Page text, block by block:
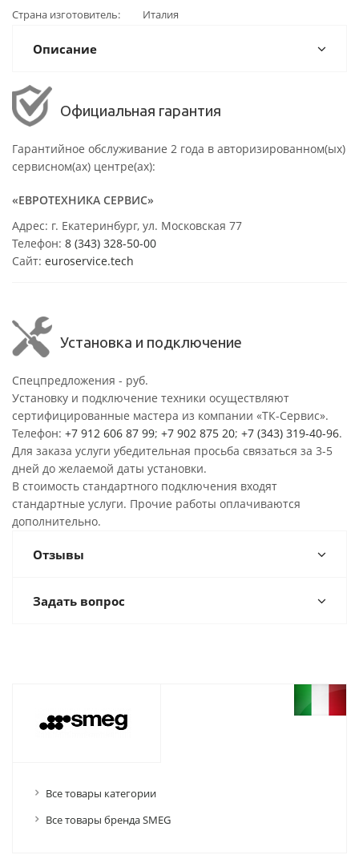
Страна изготовитель
Италия
Описание
Официальная гарантия
Гарантийное обслуживание 2 года в авторизированном(ых)
сервисном(ах) центре(ах):
«ЕВРОТЕХНИКА СЕРВИС»
Адрес: г. Екатеринбург, ул. Московская 77
Телефон: 8 (343) 328-50-00
Сайт: euroservice.tech
Установка и подключение
Спецпредложения - руб.
Установку и подключение техники осуществляют
сертифицированные мастера из компании «ТК-Сервис».
Телефон: +7 912 606 87 99; +7 902 875 20; +7 (343) 319-40-96.
Для заказа услуги убедительная просьба связаться за 3-5
дней до желаемой даты установки.
В стоимость стандартного подключения входят
стандартные услуги. Прочие работы оплачиваются
дополнительно.
Отзывы
Задать вопрос
Все товары категории
Все товары бренда SMEG